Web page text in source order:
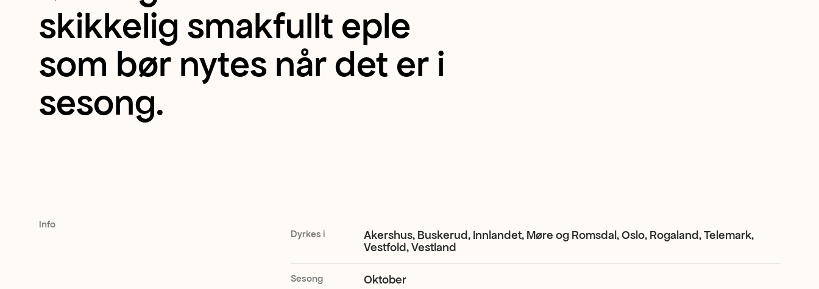
og
aromatisk
eple
lekker,
skikkelig smakfullt eple
som bør nytes når det er i
sesong.
Info
Dyrkes i
Akershus, Buskerud, Innlandet, Møre og Romsdal, Oslo, Rogaland, Telemark,
Vestfold, Vestland
Sesong Oktober